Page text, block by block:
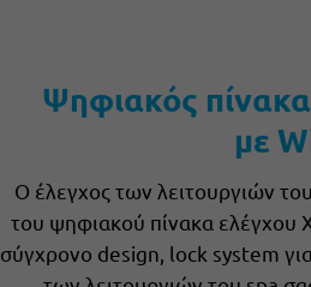
Ψηφιακός
με
Ο έλεγχος των λειτουργιών
του ψηφιακού πίνακα ελέγχου
σύγχρονο design, lock system